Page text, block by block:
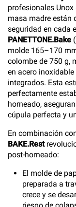
profesionales
masa madre están
seguridad en cada
PANETTONE.Bake
molde 165–170
colombe de 750 g,
en acero
integrados. Esta
perfectamente
horneado,
cúpula perfecta y
En combinación
BAKE.Rest
post-horneado:
El molde de
preparada a
crece y se